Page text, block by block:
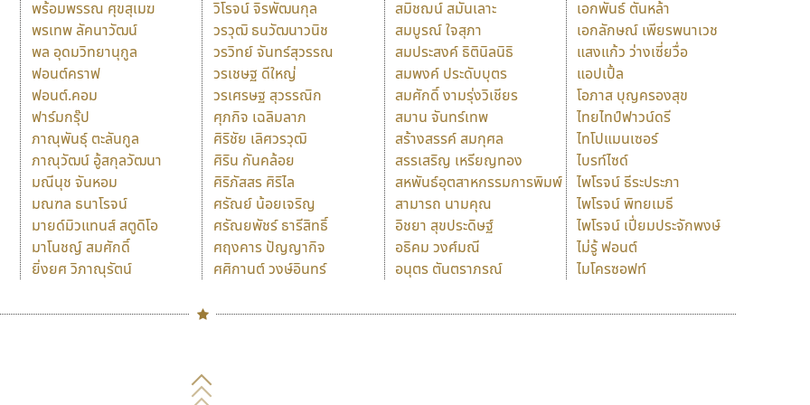
พร้อมพรรณ ศุขสุเมฆ
พรเทพ ลัคนาวัฒน์
พล อุดมวิทยานุกูล
ฟอนต์คราฟ
ฟอนต์.คอม
ฟาร์มกรุ๊ป
ภาณุพันธุ์ ตะลันกูล
ภาณุวัฒน์ อู้สกุลวัฒนา
มณีนุช จันหอม
มณฑล ธนาโรจน์
มายด์มิวแทนส์ สตูดิโอ
มาโนชญ์ สมศักดิ์
ยิ่งยศ วิภาณุรัตน์
วิโรจน์ จิรพัฒนกุล
วรวุฒิ ธนวัฒนาวนิช
วรวิทย์ จันทร์สุวรรณ
วรเชษฐ ดีใหญ่
วรเศรษฐ สุวรรณิก
ศุภกิจ เฉลิมลาภ
ศิริชัย เลิศวรวุฒิ
ศิริน กันคล้อย
ศิริภัสสร ศิริไล
ศรัณย์ น้อยเจริญ
ศรัณยพัชร์ ธารีสิทธิ์
ศฤงคาร ปัญญากิจ
ศศิกานต์ วงษ์อินทร์
สมิชฌน์ สมันเลาะ
สมบูรณ์ ใจสุภา
สมประสงค์ ธิตินิลนิธิ
สมพงค์ ประดับบุตร
สมศักดิ์ งามรุ่งวิเชียร
สมาน จันทร์เทพ
สร้างสรรค์ สมกุศล
สรรเสริญ เหรียญทอง
สหพันธ์อุตสาหกรรมการพิมพ์
สามารถ นามคุณ
อิชยา สุขประดิษฐ์
อธิคม วงศ์มณี
อนุตร ตันตราภรณ์
เอกพันธ์ ตันหล้า
เอกลักษณ์ เพียรพนาเวช
แสงแก้ว ว่างเซี่ยวื่อ
แอปเปิ้ล
โอภาส บุญครองสุข
ไทยไทป์ฟาวน์ดรี
ไทโปแมนเซอร์
ไบรท์ไซด์
ไพโรจน์ ธีระประภา
ไพโรจน์ พิทยเมธี
ไพโรจน์ เปี่ยมประจักพงษ์
ไม่รู้ ฟอนต์
ไมโครซอฟท์